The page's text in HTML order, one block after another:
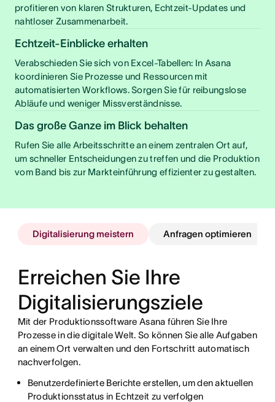
profitieren von klaren Strukturen, Echtzeit-Updates und
nahtloser Zusammenarbeit.
Echtzeit-Einblicke erhalten
Verabschieden Sie sich von Excel-Tabellen: In Asana
koordinieren Sie Prozesse und Ressourcen mit
automatisierten Workflows. Sorgen Sie für reibungslose
Abläufe und weniger Missverständnisse.
Das große Ganze im Blick behalten
Rufen Sie alle Arbeitsschritte an einem zentralen Ort auf,
um schneller Entscheidungen zu treffen und die Produktion
vom Band bis zur Markteinführung effizienter zu gestalten.
Digitalisierung meistern Anfragen optimieren
Erreichen Sie Ihre
Digitalisierungsziele
Mit der Produktionssoftware Asana führen Sie Ihre
Prozesse in die digitale Welt. So können Sie alle Aufgaben
an einem Ort verwalten und den Fortschritt automatisch
nachverfolgen.
Benutzerdefinierte Berichte erstellen, um den aktuellen
Produktionsstatus in Echtzeit zu verfolgen
Anfragen direkt zuweisen, priorisieren und verfolgen
CSV-Dateien mit Compliance-Anforderungen in
Aufgaben umwandeln
Wahlweise in Kanban-Boards, Kalender- oder